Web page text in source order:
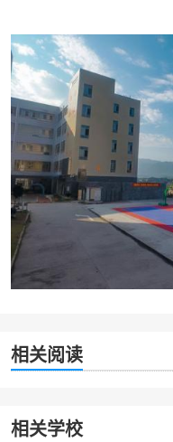
相关阅读
相关学校